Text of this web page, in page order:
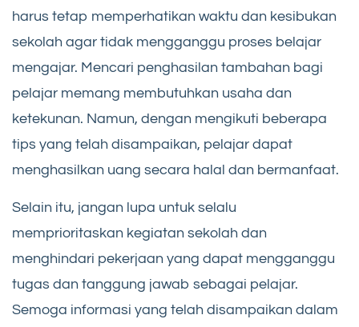
harus tetap memperhatikan waktu dan kesibukan
sekolah agar tidak mengganggu proses belajar
mengajar. Mencari penghasilan tambahan bagi
pelajar memang membutuhkan usaha dan
ketekunan. Namun, dengan mengikuti beberapa
tips yang telah disampaikan, pelajar dapat
menghasilkan uang secara halal dan bermanfaat.
Selain itu, jangan lupa untuk selalu
memprioritaskan kegiatan sekolah dan
menghindari pekerjaan yang dapat mengganggu
tugas dan tanggung jawab sebagai pelajar.
Semoga informasi yang telah disampaikan dalam